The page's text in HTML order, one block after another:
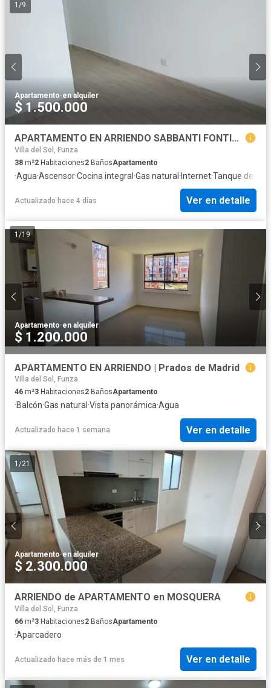
1 /9
Apartamento·en alquiler
$ 1.500.000
APARTAMENTO EN ARRIENDO SABBANTI FONTIBON
Villa del Sol, Funza
38 m²2 Habitaciones2 BañosApartamento
·Agua·Ascensor·Cocina integral ·Gas natural · Internet·Tanque de
Actualizado hace 4 días Ver en detalle
1 /19
Apartamento·en alquiler
$ 1.200.000
APARTAMENTO EN ARRIENDO | Prados de Madrid
Villa del Sol, Funza
46 m²3 Habitaciones2 BañosApartamento
·Balcón·Gas natural ·Vista panorámica·Agua
Actualizado hace 1 semana Ver en detalle
1 /21
Apartamento·en alquiler
$ 2.300.000
ARRIENDO de APARTAMENTO en MOSQUERA
Villa del Sol, Funza
66 m²3 Habitaciones2 BañosApartamento
·Aparcadero
Actualizado hace más de 1 mes Ver en detalle